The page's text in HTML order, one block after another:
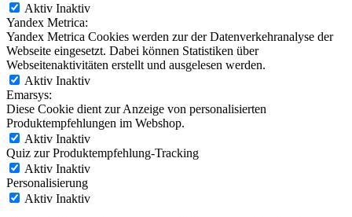
Aktiv Inaktiv
Yandex Metrica:
Yandex Metrica Cookies werden zur der Datenverkehranalyse der
Webseite eingesetzt. Dabei können Statistiken über
Webseitenaktivitäten erstellt und ausgelesen werden.
Aktiv Inaktiv
Emarsys:
Diese Cookie dient zur Anzeige von personalisierten
Produktempfehlungen im Webshop.
Aktiv Inaktiv
Quiz zur Produktempfehlung-Tracking
Aktiv Inaktiv
Personalisierung
Aktiv Inaktiv